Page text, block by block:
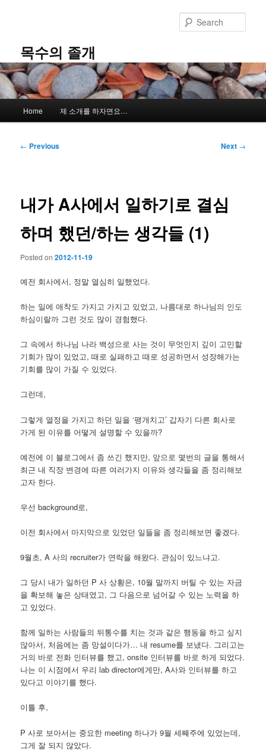
content목수의 졸개
Home 제 소개를 하자면요…
Post
← Previous Next →
내가 A사에서 일하기로 결심
하며 했던/하는 생각들 (1)
Posted on2012-11-19
예전 회사에서, 정말 열심히 일했었다.
하는 일에 애착도 가지고 가지고 있었고, 나름대로 하나님의 인도
하심이랄까 그런 것도 많이 경험했다.
그 속에서 하나님 나라 백성으로 사는 것이 무엇인지 깊이 고민할
기회가 많이 있었고, 때로 실패하고 때로 성공하면서 성장해가는
기회를 많이 가질 수 있었다.
그런데,
그렇게 열정을 가지고 하던 일을 ‘팽개치고’ 갑자기 다른 회사로
가게 된 이유를 어떻게 설명할 수 있을까?
예전에 이 블로그에서 좀 쓰긴 했지만, 앞으로 몇번의 글을 통해서
최근 내 직장 변경에 따른 여러가지 이유와 생각들을 좀 정리해보
고자 한다.
우선 background로,
이전 회사에서 마지막으로 있었던 일들을 좀 정리해보면 좋겠다.
9월초, A 사의 recruiter가 연락을 해왔다. 관심이 있느냐고.
그 당시 내가 일하던 P 사 상황은, 10월 말까지 버틸 수 있는 자금
을 확보해 놓은 상태였고, 그 다음으로 넘어갈 수 있는 노력을 하
고 있었다.
함께 일하는 사람들의 뒤통수를 치는 것과 같은 행동을 하고 싶지
않아서, 처음에는 좀 망설이다가… 내 resume를 보냈다. 그리고는
거의 바로 전화 인터뷰를 했고, onsite 인터뷰를 바로 하게 되었다.
나는 이 시점에서 우리 lab director에게만, A사와 인터뷰를 하고
있다고 이야기를 했다.
이틀 후,
P 사로 보아서는 중요한 meeting 하나가 9월 세째주에 있었는데,
그게 잘 되지 않았다.